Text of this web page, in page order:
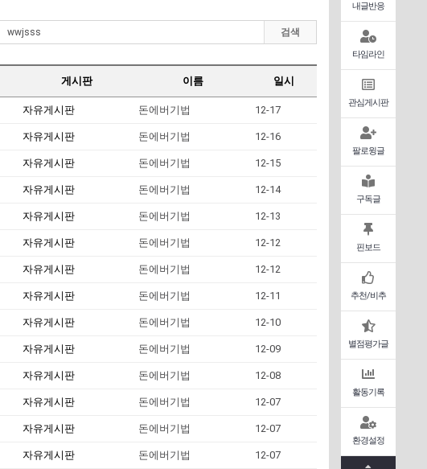
내글반응
타임라인
관심게시판
팔로윙글
구독글
핀보드
추천/비추
별점평가글
활동기록
환경설정
검색
게시판 이름 일시
자유게시판 돈에버기법 12-17
자유게시판 돈에버기법 12-16
자유게시판 돈에버기법 12-15
자유게시판 돈에버기법 12-14
자유게시판 돈에버기법 12-13
자유게시판 돈에버기법 12-12
자유게시판 돈에버기법 12-12
자유게시판 돈에버기법 12-11
자유게시판 돈에버기법 12-10
자유게시판 돈에버기법 12-09
자유게시판 돈에버기법 12-08
자유게시판 돈에버기법 12-07
자유게시판 돈에버기법 12-07
자유게시판 돈에버기법 12-07